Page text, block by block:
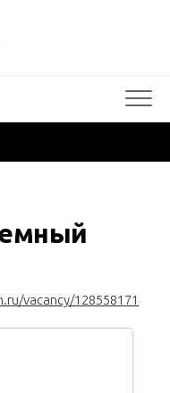
vacancy/128558171